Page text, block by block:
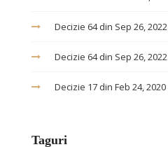
Decizie 64 din Sep 26, 2022
Decizie 64 din Sep 26, 2022
Decizie 17 din Feb 24, 2020
Taguri